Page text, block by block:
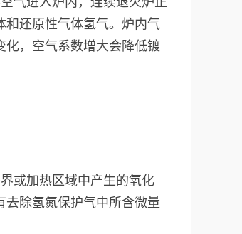
还原性气体氢气。炉内气
化，空气系数增大会降低镀
或加热区域中产生的氧化
除氢氮保护气中所含微量